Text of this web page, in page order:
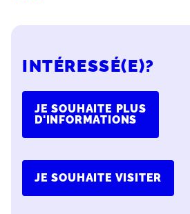
INTÉRESSÉ(E)?
JE SOUHAITE PLUS
D'INFORMATIONS
JE SOUHAITE VISITER